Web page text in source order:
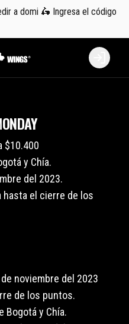
a domi 🛵 Ingresa el código
Login
$10.400
y Chía.
del 2023.
hasta el cierre de los
noviembre del 2023
de los puntos.
Bogotá y Chía.